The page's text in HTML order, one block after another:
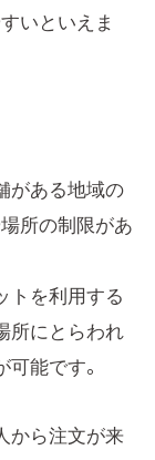
いといえま
がある地域の
所の制限があ
トを利用する
所にとらわれ
能です。
から注文が来